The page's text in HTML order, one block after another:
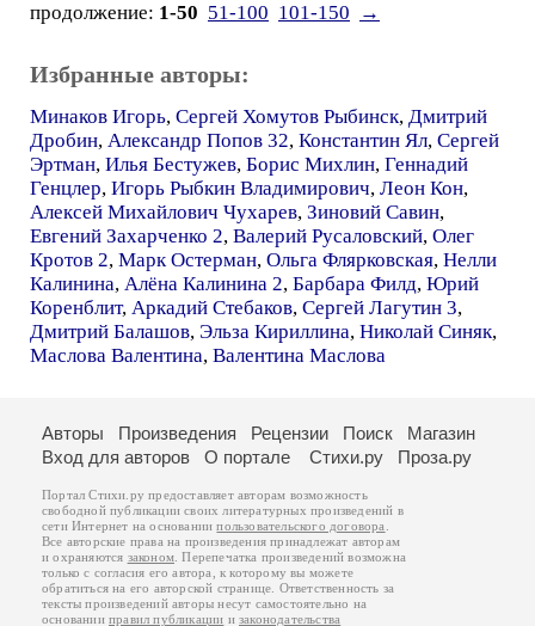
продолжение: 1-50 51-100 101-150 →
Избранные авторы:
Минаков Игорь, Сергей Хомутов Рыбинск, Дмитрий
Дробин, Александр Попов 32, Константин Ял, Сергей
Эртман, Илья Бестужев, Борис Михлин, Геннадий
Генцлер, Игорь Рыбкин Владимирович, Леон Кон,
Алексей Михайлович Чухарев, Зиновий Савин,
Евгений Захарченко 2, Валерий Русаловский, Олег
Кротов 2, Марк Остерман, Ольга Флярковская, Нелли
Калинина, Алёна Калинина 2, Барбара Филд, Юрий
Коренблит, Аркадий Стебаков, Сергей Лагутин 3,
Дмитрий Балашов, Эльза Кириллина, Николай Синяк,
Маслова Валентина, Валентина Маслова
Авторы Произведения Рецензии Поиск
Магазин
Вход для авторов
О портале Стихи.ру Проза.ру
Портал Стихи.ру предоставляет авторам возможность
свободной публикации своих литературных произведений в
сети Интернет на основаниипользовательского договора
Все авторские права на произведения принадлежат авторам
и охраняются законом . Перепечатка произведений возможна
только с согласия его автора, к которому вы можете
обратиться на его авторской странице. Ответственность за
тексты произведений авторы несут самостоятельно на
основанииправил публикации изаконодательства